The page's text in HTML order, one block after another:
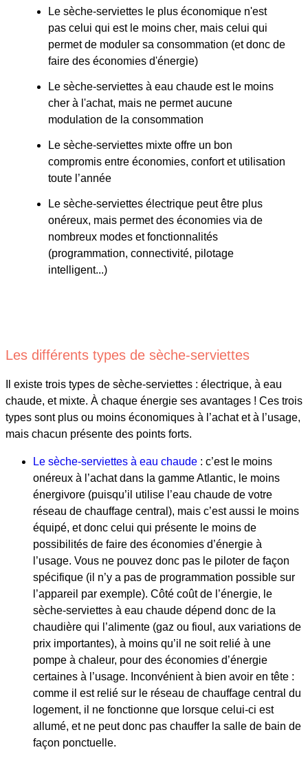
Le sèche-serviettes le plus économique n'est
pas celui qui est le moins cher, mais celui qui
permet de moduler sa consommation (et donc de
faire des économies d'énergie)
Le sèche-serviettes à eau chaude est le moins
cher à l'achat, mais ne permet aucune
modulation de la consommation
Le sèche-serviettes mixte offre un bon
compromis entre économies, confort et utilisation
toute l’année
Le sèche-serviettes électrique peut être plus
onéreux, mais permet des économies via de
nombreux modes et fonctionnalités
(programmation, connectivité, pilotage
intelligent...)
Les différents types de sèche-serviettes
Il existe trois types de sèche-serviettes : électrique, à eau
chaude, et mixte. À chaque énergie ses avantages ! Ces trois
types sont plus ou moins économiques à l’achat et à l’usage,
mais chacun présente des points forts.
Le sèche-serviettes à eau chaude : c’est le moins
onéreux à l’achat dans la gamme Atlantic, le moins
énergivore (puisqu’il utilise l’eau chaude de votre
réseau de chauffage central), mais c’est aussi le moins
équipé, et donc celui qui présente le moins de
possibilités de faire des économies d’énergie à
l’usage. Vous ne pouvez donc pas le piloter de façon
spécifique (il n’y a pas de programmation possible sur
l’appareil par exemple). Côté coût de l’énergie, le
sèche-serviettes à eau chaude dépend donc de la
chaudière qui l’alimente (gaz ou fioul, aux variations de
prix importantes), à moins qu’il ne soit relié à une
pompe à chaleur, pour des économies d’énergie
certaines à l’usage. Inconvénient à bien avoir en tête :
comme il est relié sur le réseau de chauffage central du
logement, il ne fonctionne que lorsque celui-ci est
allumé, et ne peut donc pas chauffer la salle de bain de
façon ponctuelle.